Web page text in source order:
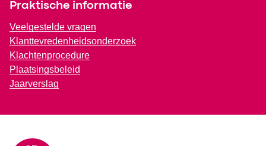
Praktische informatie
Veelgestelde vragen
Klanttevredenheidsonderzoek
Klachtenprocedure
Plaatsingsbeleid
Jaarverslag